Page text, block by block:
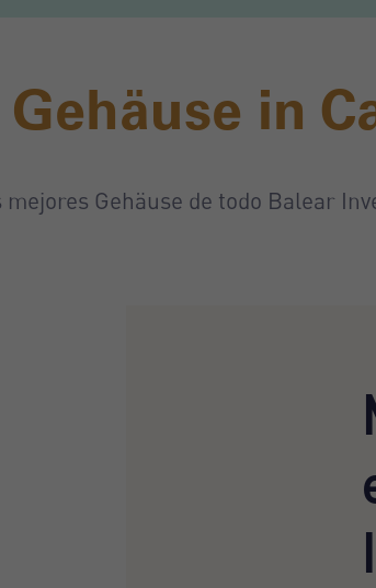
Gehäuse in
mejores Gehäuse de todo Balear